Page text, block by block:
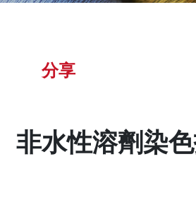
分享
非水性溶劑染